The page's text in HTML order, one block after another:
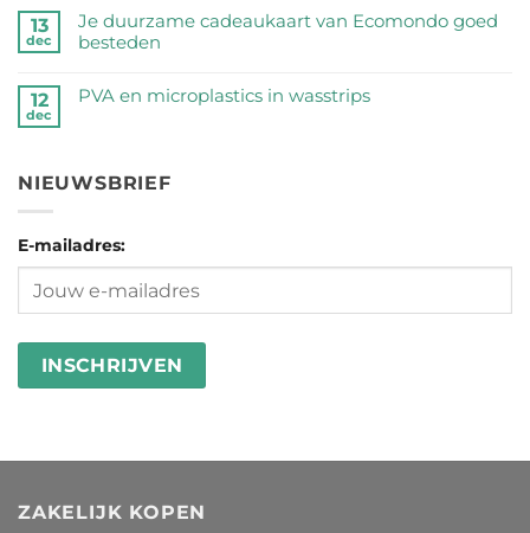
zetten
de
op
een
half
miljoen
peuken
op
2026
op
Magic
=
Wonderlijk
13
dec
Je duurzame cadeaukaart van Ecomondo goed
besteden
reacties
cadeaukaart
van
goed
besteden
12
dec
PVA en microplastics in wasstrips
PVA
in
wasstrips
NIEUWSBRIEF
E-mailadres:
ZAKELIJK KOPEN